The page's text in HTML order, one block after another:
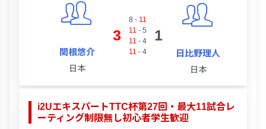
関根悠介
日本
3
8 - 11
11 - 5
11 - 4
11 - 4
1
日比野理人
日本
i2UエキスパートTTC杯第27回・最大11試合レ
ーティング制限無し初心者学生歓迎